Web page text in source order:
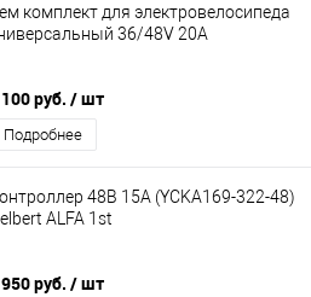
комплект для электровелосипеда
36/48V 20A
руб. / шт
Подробнее
48В 15А (YCKA169-322-48)
ALFA 1st
руб. / шт